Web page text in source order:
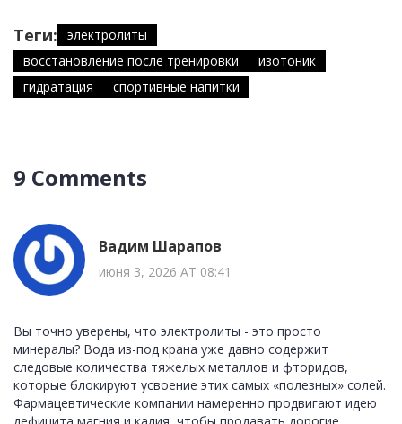
Теги:
электролиты
восстановление после тренировки
изотоник
гидратация
спортивные напитки
9 Comments
Вадим Шарапов
июня 3, 2026 AT 08:41
Вы точно уверены, что электролиты - это просто
минералы? Вода из-под крана уже давно содержит
следовые количества тяжелых металлов и фторидов,
которые блокируют усвоение этих самых «полезных» солей.
Фармацевтические компании намеренно продвигают идею